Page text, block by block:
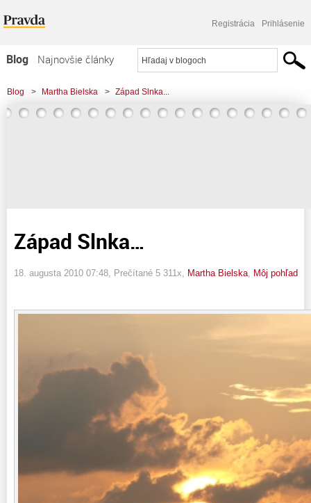
Registrácia Prihlásenie
Blog
Najnovšie články
Najčítanejšie články
Najkomentovanejšie články
Blog > Martha Bielska > Západ Slnka...
Západ Slnka…
18. augusta 2010 07:48 , Prečítané 5 311x, Martha Bielska Môj pohľad